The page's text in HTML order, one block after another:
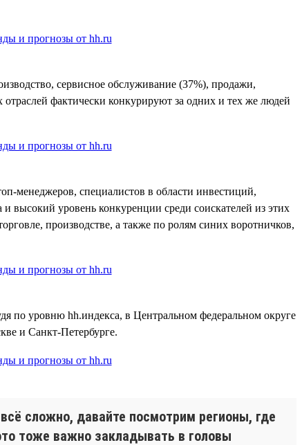
сервисное обслуживание (37%), продажи,
фактически конкурируют за одних и тех же людей
менеджеров, специалистов в области инвестиций,
и высокий уровень конкуренции среди соискателей из этих
производстве, а также по ролям синих воротничков,
по уровню hh.индекса, в Центральном федеральном округе
и Санкт-Петербурге.
сложно, давайте посмотрим регионы, где
тоже важно закладывать в головы